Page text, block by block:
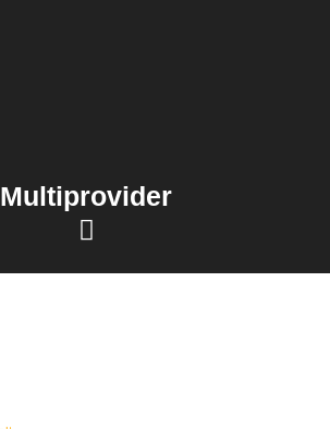
Multiprovider